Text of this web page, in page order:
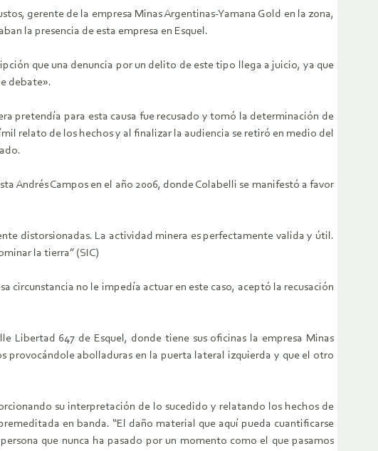
gerente de la empresa Minas Argentinas-Yamana Gold en la zona,
la presencia de esta empresa en Esquel.
que una denuncia por un delito de este tipo llega a juicio, ya que
debate».
pretendía para esta causa fue recusado y tomó la determinación de
relato de los hechos y al finalizar la audiencia se retiró en medio del
Andrés Campos en el año 2006, donde Colabelli se manifestó a favor
distorsionadas. La actividad minera es perfectamente valida y útil.
la tierra” (SIC)
circunstancia no le impedía actuar en este caso, aceptó la recusación
Libertad 647 de Esquel, donde tiene sus oficinas la empresa Minas
provocándole abolladuras en la puerta lateral izquierda y que el otro
su interpretación de lo sucedido y relatando los hechos de
en banda. “El daño material que aquí pueda cuantificarse
que nunca ha pasado por un momento como el que pasamos